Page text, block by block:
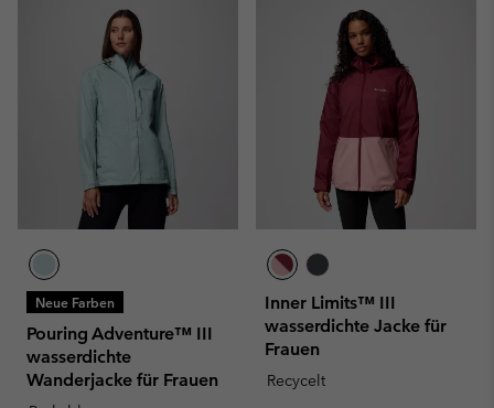
Neue Farben
Pouring Adventure™ III
wasserdichte
Wanderjacke für Frauen
Inner Limits™ III
wasserdichte Jacke für
Frauen
Recycelt